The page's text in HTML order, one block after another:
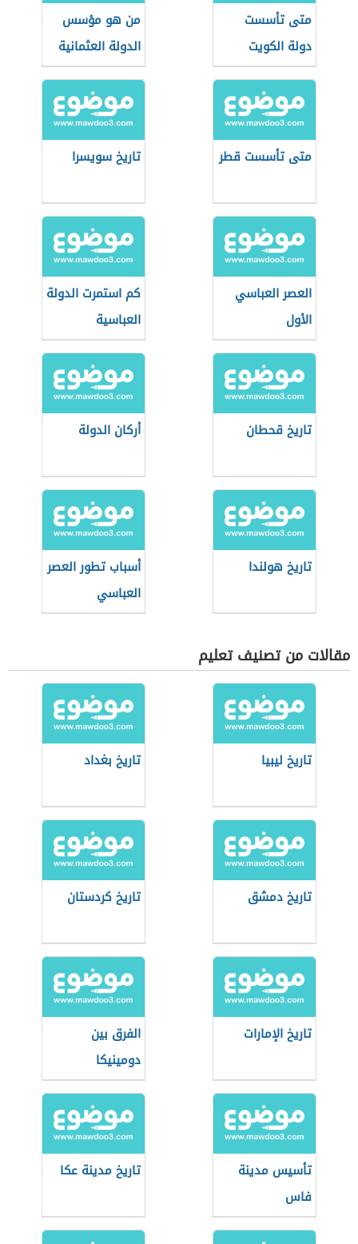
متى تأسست
دولة الكويت
من هو مؤسس
الدولة العثمانية
متى تأسست قطر تاريخ سويسرا
العصر العباسي
الأول
كم استمرت الدولة
العباسية
تاريخ قحطان أركان الدولة
تاريخ هولندا
أسباب تطور العصر
العباسي
مقالات من تصنيف تعليم
تاريخ ليبيا تاريخ بغداد
تاريخ دمشق تاريخ كردستان
تاريخ الإمارات
الفرق بين
دومينيكا
وجمهورية
الدومينيكان
تأسيس مدينة
فاس
تاريخ مدينة عكا